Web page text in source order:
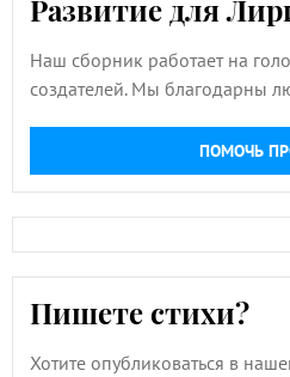
Развитие для
Наш сборник работает на
создателей. Мы благодарны
ПОМОЧЬ
Пишете стихи?
Хотите опубликоваться в